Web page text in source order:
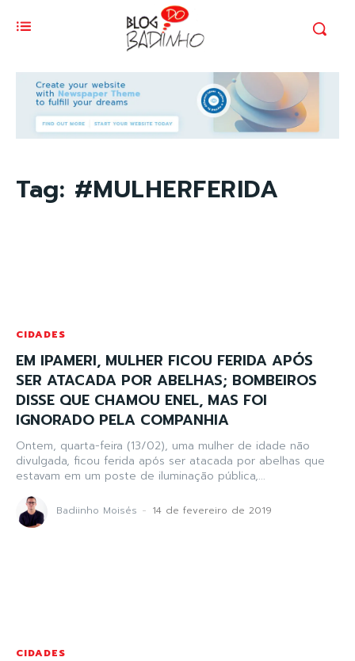
Tag: #MULHERFERIDA
CIDADES
EM IPAMERI, MULHER FICOU FERIDA APÓS
SER ATACADA POR ABELHAS; BOMBEIROS
DISSE QUE CHAMOU ENEL, MAS FOI
IGNORADO PELA COMPANHIA
Ontem, quarta-feira (13/02), uma mulher de idade não
divulgada, ficou ferida após ser atacada por abelhas que
estavam em um poste de iluminação pública,...
Badiinho Moisés - 14 de fevereiro de 2019
CIDADES